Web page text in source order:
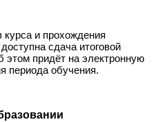
и прохождения
сдача итоговой
этом придёт на электронную
периода обучения.